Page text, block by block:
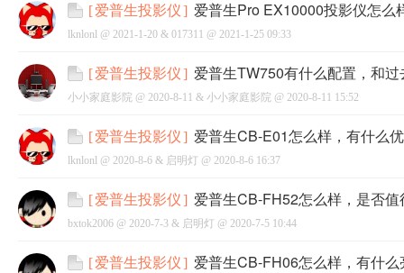
[爱普生投影仪] 爱普生Pro EX10000投影仪怎么
lknlonl @ 2021-1-20 & 017311 @ 2021-1-25 09:33
[爱普生投影仪] 爱普生TW750有什么配置，和
小小家庭影院 @ 2020-8-11 & 小小家庭影院 @ 2020-8-11 15:52
[爱普生投影仪] 爱普生CB-E01怎么样，有什么
lknlonl @ 2020-8-6 & 启明灯 @ 2020-8-6 16:37
[爱普生投影仪] 爱普生CB-FH52怎么样，是否
bxtok2006 @ 2020-7-3 & 启明灯 @ 2020-7-5 10:44
[爱普生投影仪] 爱普生CB-FH06怎么样，有什